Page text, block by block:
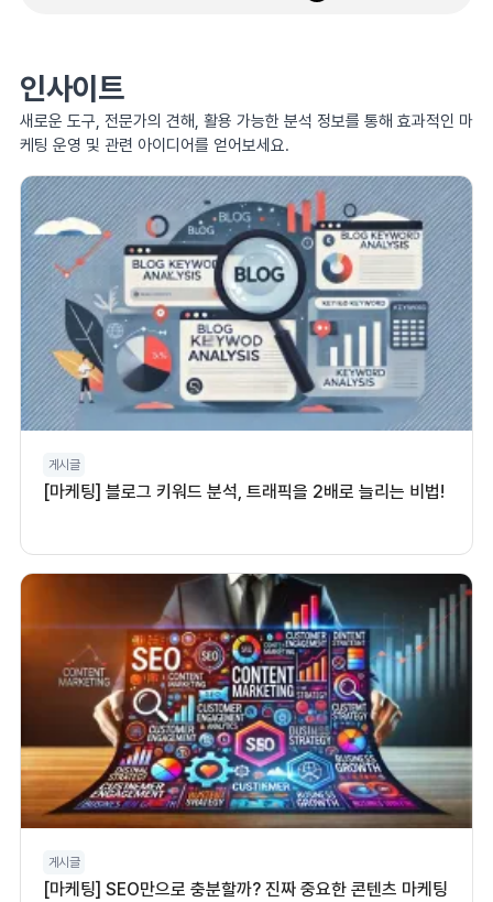
인사이트
새로운 도구, 전문가의 견해, 활용 가능한 분석 정보를 통해 효과적인 마
케팅 운영 및 관련 아이디어를 얻어보세요.
게시글
[마케팅] 블로그 키워드 분석, 트래픽을 2배로 늘리는 비법!
게시글
[마케팅] SEO만으로 충분할까? 진짜 중요한 콘텐츠 마케팅